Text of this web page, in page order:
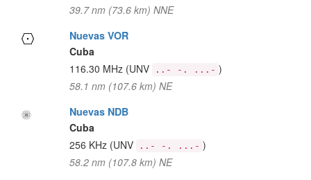
39.7 nm (73.6 km) NNE
Nuevas VOR
Cuba
116.30 MHz (UNV ..- -. ...- )
58.1 nm (107.6 km) NE
Nuevas NDB
Cuba
256 KHz (UNV ..- -. ...- )
58.2 nm (107.8 km) NE